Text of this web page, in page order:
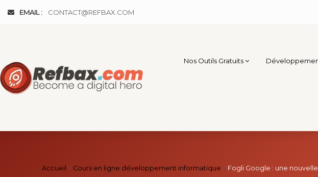
EMAIL : CONTACT@REFBAX.COM
Nos Outils Gratuits
Accueil > Cours en ligne développement informatique > Fogli Google : une